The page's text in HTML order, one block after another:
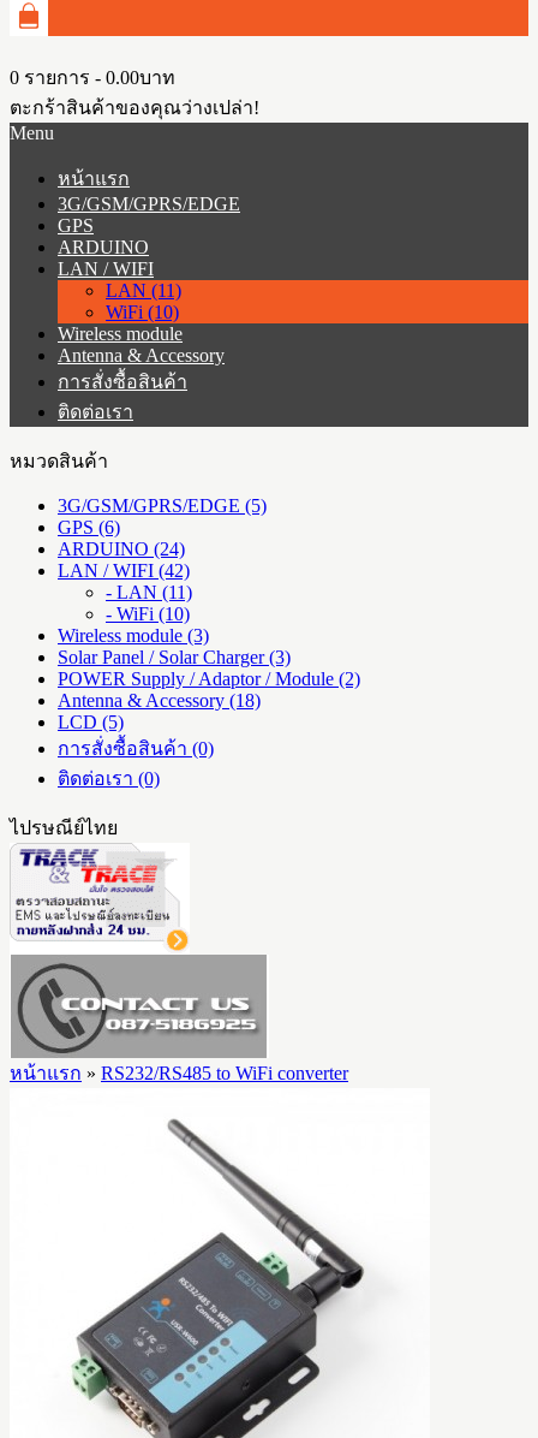
0 รายการ - 0.00บาท
ตะกร้าสินค้าของคุณว่างเปล่า!
Menu
หน้าแรก
3G/GSM/GPRS/EDGE
GPS
ARDUINO
LAN / WIFI
LAN (11)
WiFi (10)
Wireless module
Antenna & Accessory
การสั่งซื้อสินค้า
ติดต่อเรา
หมวดสินค้า
3G/GSM/GPRS/EDGE (5)
GPS (6)
ARDUINO (24)
LAN / WIFI (42)
- LAN (11)
- WiFi (10)
Wireless module (3)
Solar Panel / Solar Charger (3)
POWER Supply / Adaptor / Module (2)
Antenna & Accessory (18)
LCD (5)
การสั่งซื้อสินค้า (0)
ติดต่อเรา (0)
ไปรษณีย์ไทย
หน้าแรก » RS232/RS485 to WiFi converter